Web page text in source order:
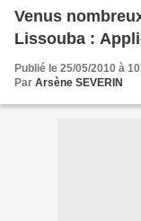
Venus
Lissouba :
Publié le 25/05/2010 à
Par Arsène SEVERIN